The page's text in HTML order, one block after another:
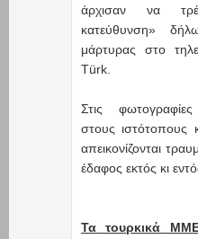
άρχισαν να
κατεύθυνση»
μάρτυρας στο
Türk.
Στις
στους ιστότοπους
απεικονίζονται
έδαφος εκτός κι
Τα τουρκικά